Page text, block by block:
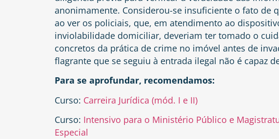
anonimamente. Considerou-se insuficiente o fato de
ao ver os policiais, que, em atendimento ao
inviolabilidade domiciliar, deveriam ter tomado o
concretos da prática de crime no imóvel antes de
flagrante que se seguiu à entrada ilegal não é capaz
Para se aprofundar, recomendamos:
Curso: Carreira Jurídica (mód. I e II)
Curso: Intensivo para o Ministério Público e
Especial